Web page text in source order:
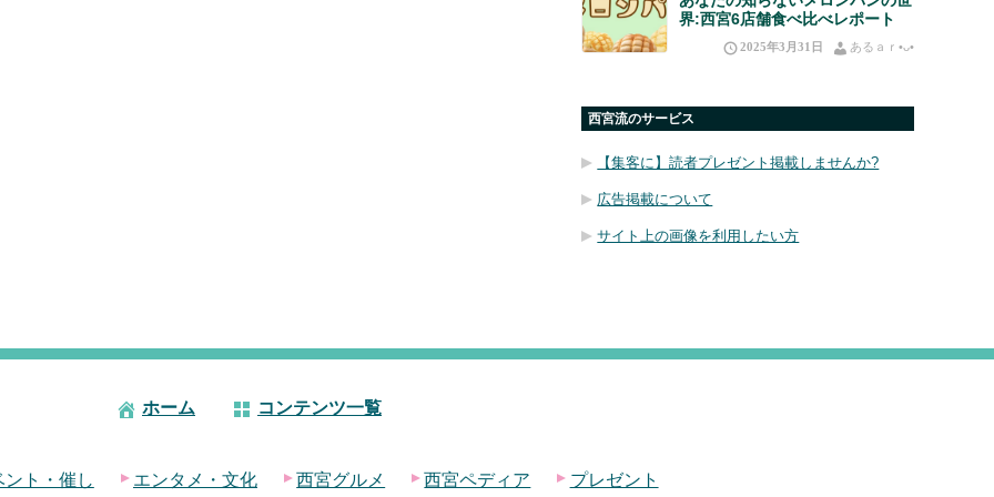
界:西宮6店舗食べ比べレポート
2025年3月31日 あるａｒ•⁠ᴗ⁠•⁠
西宮流のサービス
【集客に】読者プレゼント掲載しませんか?
広告掲載について
サイト上の画像を利用したい方
ホーム コンテンツ一覧
ント・催し エンタメ・文化 西宮グルメ 西宮ペディア プレゼント